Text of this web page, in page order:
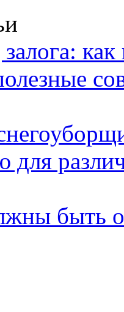
для
быть